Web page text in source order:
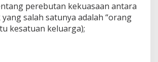
perebutan kekuasaan antara
salah satunya adalah “orang
kesatuan keluarga);